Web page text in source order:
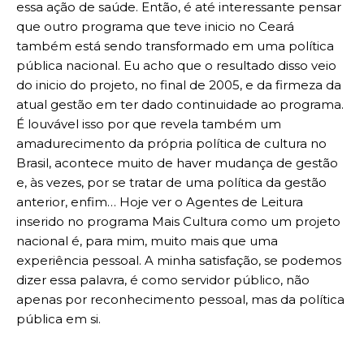
essa ação de saúde. Então, é até interessante pensar
que outro programa que teve inicio no Ceará
também está sendo transformado em uma política
pública nacional. Eu acho que o resultado disso veio
do inicio do projeto, no final de 2005, e da firmeza da
atual gestão em ter dado continuidade ao programa.
É louvável isso por que revela também um
amadurecimento da própria política de cultura no
Brasil, acontece muito de haver mudança de gestão
e, às vezes, por se tratar de uma política da gestão
anterior, enfim… Hoje ver o Agentes de Leitura
inserido no programa Mais Cultura como um projeto
nacional é, para mim, muito mais que uma
experiência pessoal. A minha satisfação, se podemos
dizer essa palavra, é como servidor público, não
apenas por reconhecimento pessoal, mas da política
pública em si.